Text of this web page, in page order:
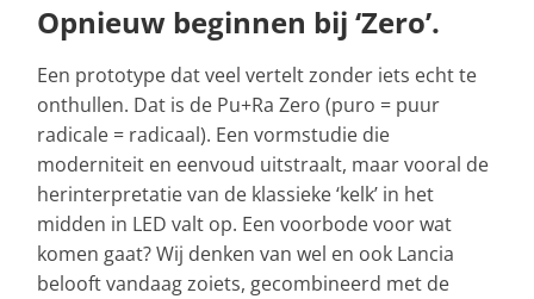
Opnieuw beginnen bij ‘Zero’.
Een prototype dat veel vertelt zonder iets echt te
onthullen. Dat is de Pu+Ra Zero (puro = puur
radicale = radicaal). Een vormstudie die
moderniteit en eenvoud uitstraalt, maar vooral de
herinterpretatie van de klassieke ‘kelk’ in het
midden in LED valt op. Een voorbode voor wat
komen gaat? Wij denken van wel en ook Lancia
belooft vandaag zoiets, gecombineerd met de